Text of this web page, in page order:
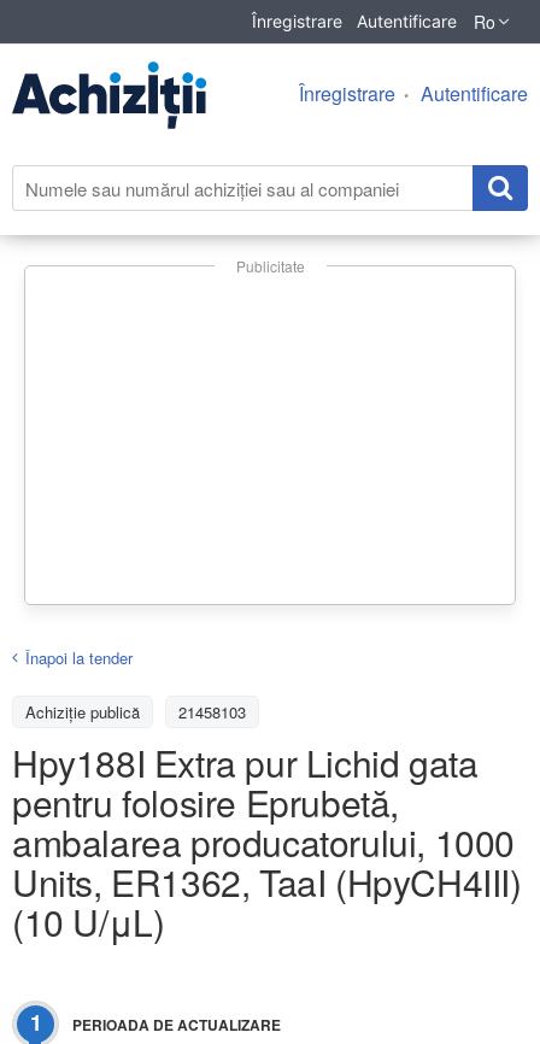
Înregistrare Autentificare Ro
Înregistrare Autentificare
Publicitate
Înapoi la tender
Achiziţie publică 21458103
Hpy188I Extra pur Lichid gata
pentru folosire Eprubetă,
ambalarea producatorului, 1000
Units, ER1362, TaaI (HpyCH4III)
(10 U/μL)
1 PERIOADA DE ACTUALIZARE